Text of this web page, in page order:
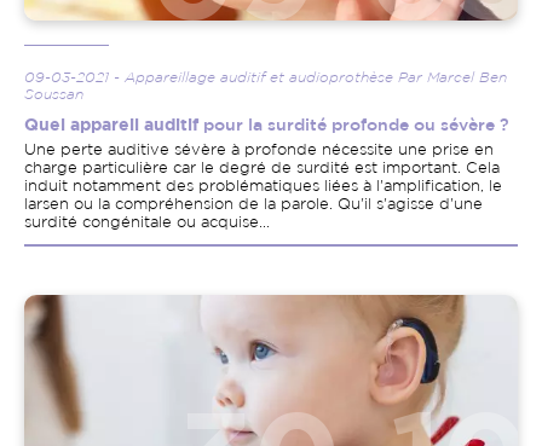
09-03-2021 - Appareillage auditif et audioprothèse Par Marcel Ben
Soussan
Quel appareil auditif pour la surdité profonde ou sévère ?
Une perte auditive sévère à profonde nécessite une prise en
charge particulière car le degré de surdité est important. Cela
induit notamment des problématiques liées à l'amplification, le
larsen ou la compréhension de la parole. Qu'il s'agisse d'une
surdité congénitale ou acquise...
Image